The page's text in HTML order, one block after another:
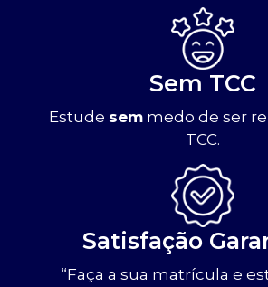
Sem TCC
Estude sem medo de ser
TCC.
Satisfação
“Faça a sua matrícula e